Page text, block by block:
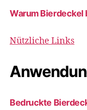
Warum Bierdeckel
Nützliche Links
Bedruckte